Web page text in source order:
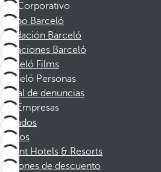
Corporativo
Grupo Barceló
Fundación Barceló
Vacaciones Barceló
Barceló Films
Barceló Personas
Canal de denuncias
Empresas
Afiliados
Socios
Dorint Hotels & Resorts
Cupones de descuento